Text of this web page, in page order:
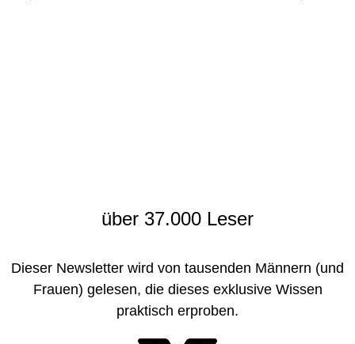
über 37.000 Leser
Dieser Newsletter wird von tausenden Männern (und
Frauen) gelesen, die dieses exklusive Wissen
praktisch erproben.